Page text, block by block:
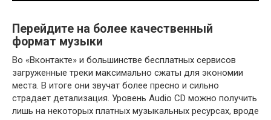
Перейдите на более качественный
формат музыки
Во «Вконтакте» и большинстве бесплатных сервисов
загруженные треки максимально сжаты для экономии
места. В итоге они звучат более пресно и сильно
страдает детализация. Уровень Audio CD можно получить
лишь на некоторых платных музыкальных ресурсах, вроде